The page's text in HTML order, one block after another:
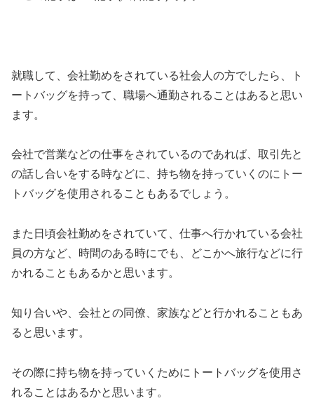
就職して、会社勤めをされている社会人の方でしたら、ト
ートバッグを持って、職場へ通勤されることはあると思い
ます。
会社で営業などの仕事をされているのであれば、取引先と
の話し合いをする時などに、持ち物を持っていくのにトー
トバッグを使用されることもあるでしょう。
また日頃会社勤めをされていて、仕事へ行かれている会社
員の方など、時間のある時にでも、どこかへ旅行などに行
かれることもあるかと思います。
知り合いや、会社との同僚、家族などと行かれることもあ
ると思います。
その際に持ち物を持っていくためにトートバッグを使用さ
れることはあるかと思います。